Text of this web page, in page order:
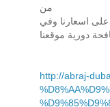
من
اسعارنا وفي
http://abraj-